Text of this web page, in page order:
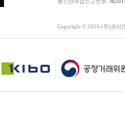
Copyright © 2016 (주)코리